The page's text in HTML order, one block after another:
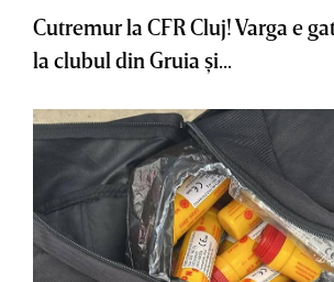
Cutremur la CFR Cluj! Varga e
la clubul din Gruia şi...